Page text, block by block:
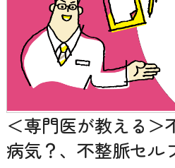
＜専門医が教える＞
病気？、不整脈セル